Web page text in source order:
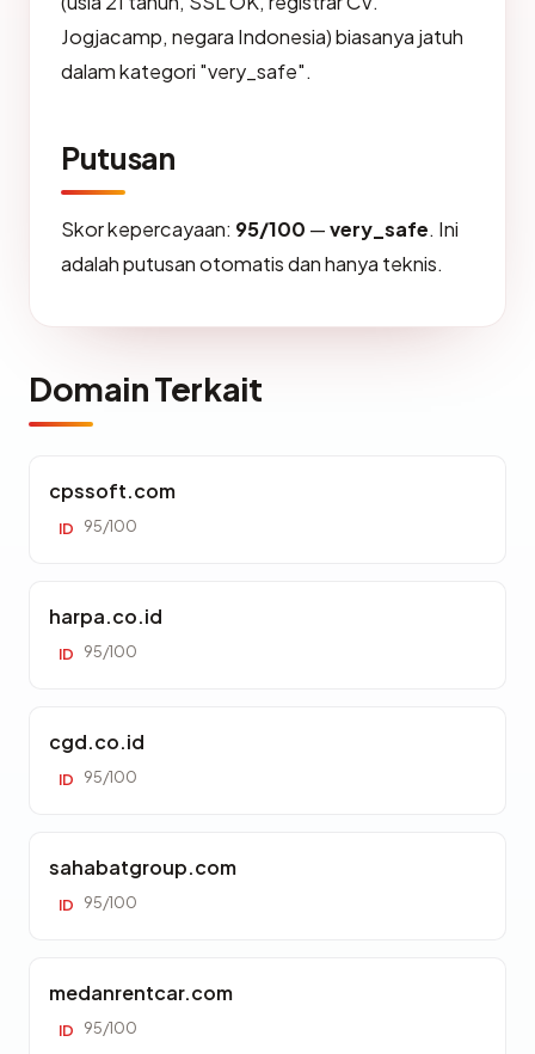
Jogjacamp, negara Indonesia) biasanya jatuh
dalam kategori "very_safe".
Putusan
Skor kepercayaan: 95/100 —very_safe. Ini
adalah putusan otomatis dan hanya teknis.
Domain Terkait
cpssoft.com
ID 95/100
harpa.co.id
ID 95/100
cgd.co.id
ID 95/100
sahabatgroup.com
ID 95/100
medanrentcar.com
ID 95/100